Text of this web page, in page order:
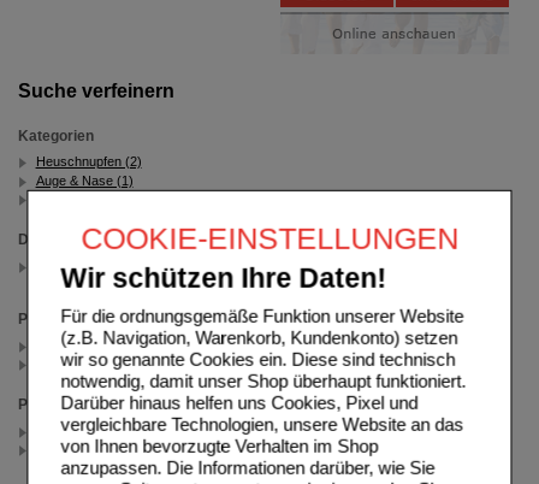
COOKIE-EINSTELLUNGEN
Wir schützen Ihre Daten!
Für die ordnungsgemäße Funktion unserer Website
(z.B. Navigation, Warenkorb, Kundenkonto) setzen
wir so genannte Cookies ein. Diese sind technisch
notwendig, damit unser Shop überhaupt funktioniert.
Darüber hinaus helfen uns Cookies, Pixel und
vergleichbare Technologien, unsere Website an das
von Ihnen bevorzugte Verhalten im Shop
anzupassen. Die Informationen darüber, wie Sie
Suche verfeinern
Kategorien
Heuschnupfen (2)
Auge & Nase (1)
Darreichungsform
Lösung zum Einnehmen
(auswahl entfernen)
Packungsgröße
75 ml (1)
150 ml (1)
Preis
< 5.00 (1)
>= 5.00 (1)